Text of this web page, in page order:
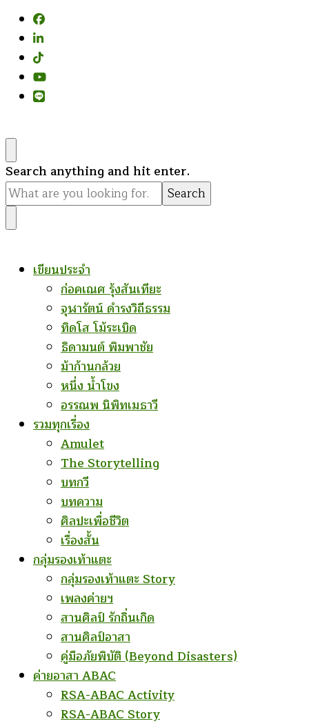
Looking
for
Something?
Search anything and hit enter.
เขียนประจำ
ก่อคเณศ รุ้งสันเทียะ
จุฬารัตน์ ดำรงวิถีธรรม
ทิดโส โม้ระเบิด
ธิดามนต์ พิมพาชัย
ม้าก้านกล้วย
หนึ่ง น้ำโขง
อรรณพ นิพิทเมธาวี
รวมทุกเรื่อง
Amulet
The Storytelling
บทกวี
บทความ
ศิลปะเพื่อชีวิต
เรื่องสั้น
กลุ่มรองเท้าแตะ
กลุ่มรองเท้าแตะ Story
เพลงค่ายฯ
สานศิลป์ รักถิ่นเกิด
สานศิลป์อาสา
คู่มือภัยพิบัติ (Beyond Disasters)
ค่ายอาสา ABAC
RSA-ABAC Activity
RSA-ABAC Story